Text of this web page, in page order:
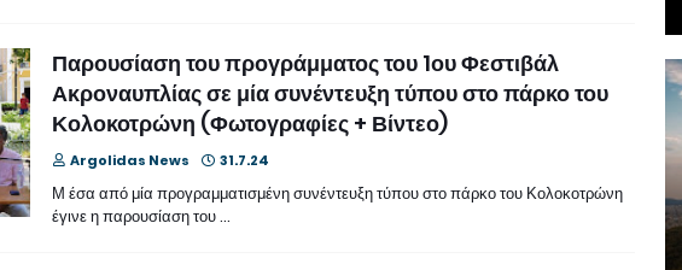
Παρουσίαση του προγράμματος του 1ου Φεστιβάλ
Ακροναυπλίας σε μία συνέντευξη τύπου στο πάρκο του
Κολοκοτρώνη (Φωτογραφίες + Βίντεο)
Argolidas News 31.7.24
Μ έσα από μία προγραμματισμένη συνέντευξη τύπου στο πάρκο του Κολοκοτρώνη
έγινε η παρουσίαση του …